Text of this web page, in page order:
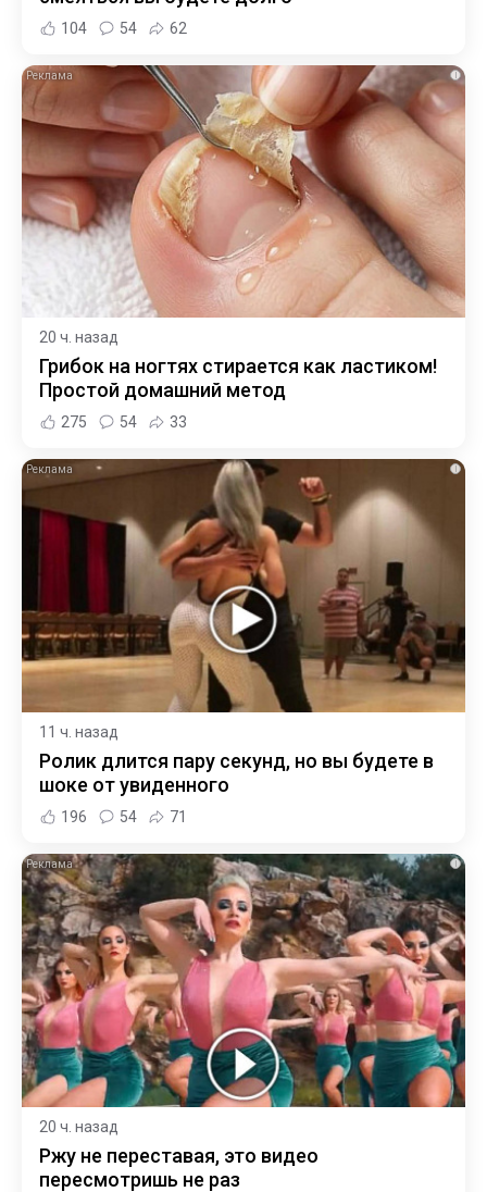
104 54 62
i
20 ч. назад
Грибок на ногтях стирается как ластиком!
Простой домашний метод
275 54 33
i
11 ч. назад
Ролик длится пару секунд, но вы будете в
шоке от увиденного
196 54 71
i
20 ч. назад
Ржу не переставая, это видео
пересмотришь не раз